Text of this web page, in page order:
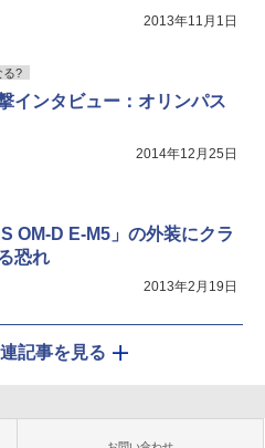
2013年11月1日
る?
インタビュー：オリンパス
2014年12月25日
OM-D E-M5」の外装にクラ
恐れ
2013年2月19日
記事を見る